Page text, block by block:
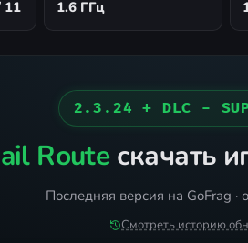
11 1.6 ГГц
2.3.24 + DLC -
Routeскачать
Последняя версия на GoFrag
Смотреть историю